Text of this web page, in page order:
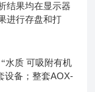
结果均在显示器
进行存盘和打
“水质 可吸附有机
设备；整套AOX-